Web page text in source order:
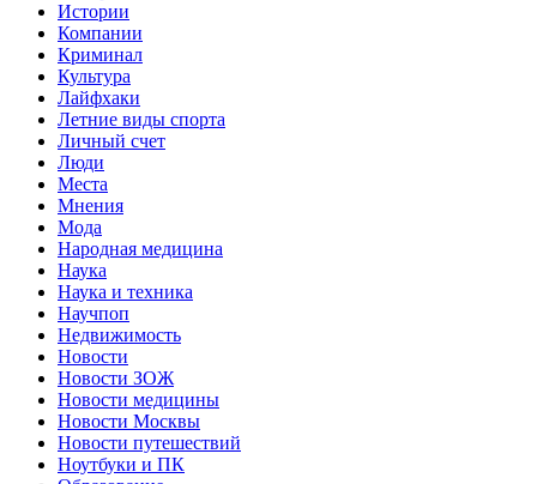
Истории
Компании
Криминал
Культура
Лайфхаки
Летние виды спорта
Личный счет
Люди
Места
Мнения
Мода
Народная медицина
Наука
Наука и техника
Научпоп
Недвижимость
Новости
Новости ЗОЖ
Новости медицины
Новости Москвы
Новости путешествий
Ноутбуки и ПК